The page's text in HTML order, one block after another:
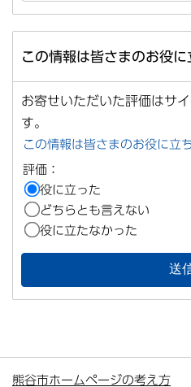
この情報は皆さまのお役に
お寄せいただいた評価はサ
す。
この情報は皆さまのお役に立
評価：
役に立った
どちらとも言えない
役に立たなかった
熊谷市ホームページの考え方